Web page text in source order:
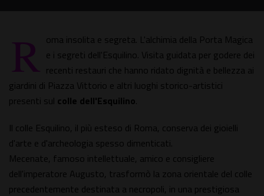
R oma insolita e segreta. L'alchimia della Porta Magica
e i segreti dell'Esquilino. Visita guidata per godere dei
recenti restauri che hanno ridato dignità e bellezza ai
giardini di Piazza Vittorio e altri luoghi storico-artistici
presenti sul colle dell'Esquilino.
Il colle Esquilino, il più esteso di Roma, conserva dei gioielli
d'arte e d'archeologia spesso dimenticati.
Mecenate, famoso intellettuale, amico e consigliere
dell'imperatore Augusto, trasformò la zona orientale del colle
precedentemente destinata a necropoli, in una prestigiosa